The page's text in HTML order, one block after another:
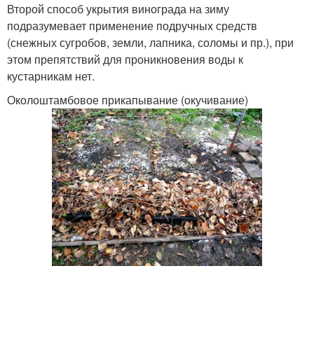
Второй способ укрытия винограда на зиму
подразумевает применение подручных средств
(снежных сугробов, земли, лапника, соломы и пр.), при
этом препятствий для проникновения воды к
кустарникам нет.
Околоштамбовое прикапывание (окучивание)